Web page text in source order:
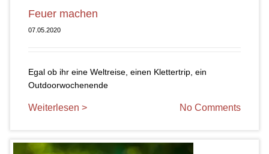
Feuer machen
07.05.2020
Egal ob ihr eine Weltreise, einen Klettertrip, ein
Outdoorwochenende
Weiterlesen > No Comments